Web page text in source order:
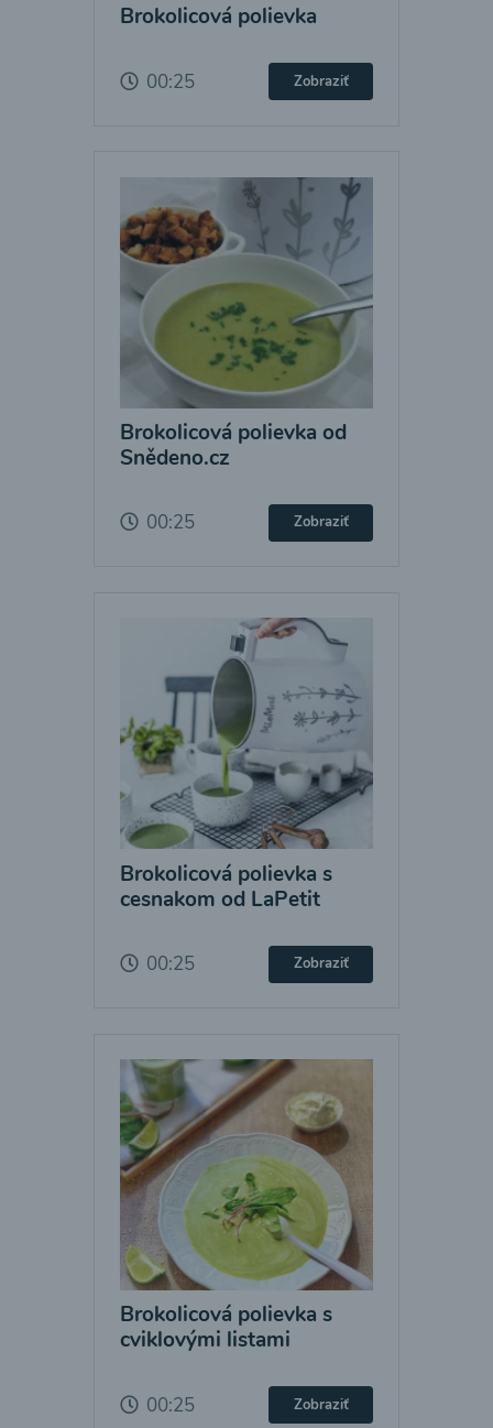
Brokolicová polievka
00:25 Zobraziť
Brokolicová polievka od
Snědeno.cz
00:25 Zobraziť
Brokolicová polievka s
cesnakom od LaPetit
00:25 Zobraziť
Brokolicová polievka s
cviklovými listami
00:25 Zobraziť